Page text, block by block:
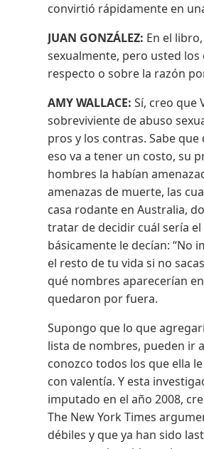
convirtió rápidamente en
JUAN GONZÁLEZ: En el
sexualmente, pero usted
respecto o sobre la razón
AMY WALLACE:Sí, creo que
sobreviviente de abuso
pros y los contras. Sabe
eso va a tener un costo, su
hombres la habían
amenazas de muerte, las
casa rodante en Australia,
tratar de decidir cuál sería
básicamente le decían: “No
el resto de tu vida si no
qué nombres aparecerían
quedaron por fuera.
Supongo que lo que
lista de nombres, pueden ir
conozco todos los que ella
con valentía. Y esta
imputado en el año 2008,
The New York Times
débiles y que ya han sido